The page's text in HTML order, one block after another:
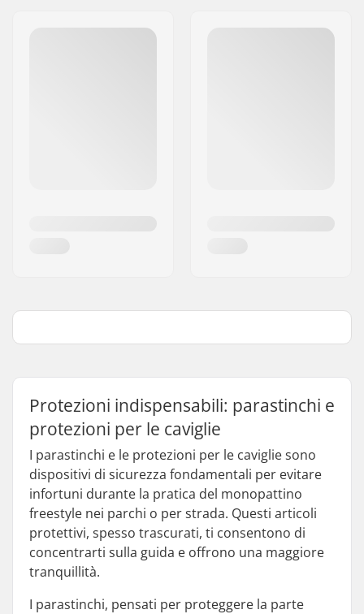
Protezioni indispensabili: parastinchi e
protezioni per le caviglie
I parastinchi e le protezioni per le caviglie sono
dispositivi di sicurezza fondamentali per evitare
infortuni durante la pratica del monopattino
freestyle nei parchi o per strada. Questi articoli
protettivi, spesso trascurati, ti consentono di
concentrarti sulla guida e offrono una maggiore
tranquillità.
I parastinchi, pensati per proteggere la parte